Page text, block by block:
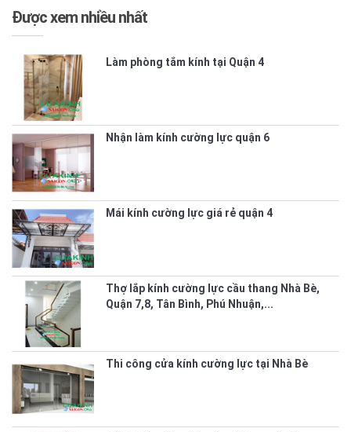
Được xem nhiều nhất
Làm phòng tắm kính tại Quận 4
Nhận làm kính cường lực quận 6
Mái kính cường lực giá rẻ quận 4
Thợ lắp kính cường lực cầu thang Nhà Bè,
Quận 7,8, Tân Bình, Phú Nhuận,...
Thi công cửa kính cường lực tại Nhà Bè